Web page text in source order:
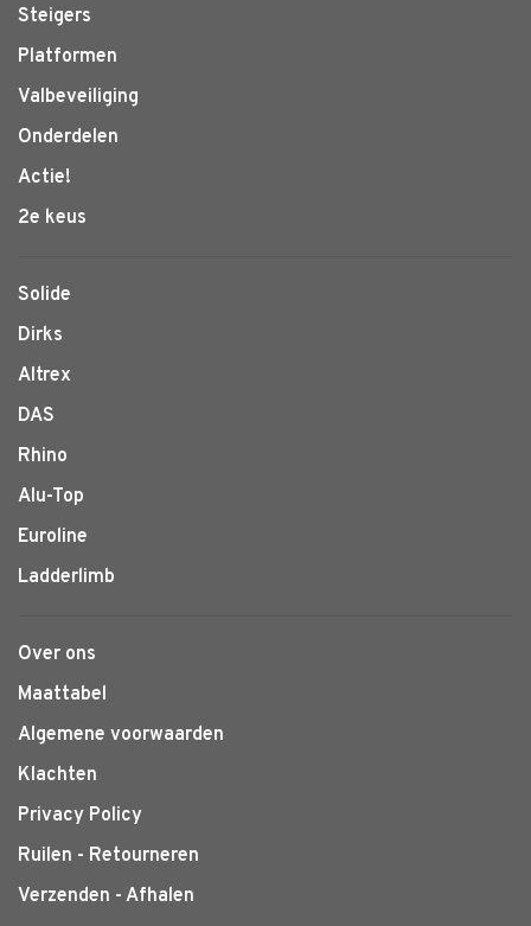
Steigers
Platformen
Valbeveiliging
Onderdelen
Actie!
2e keus
Solide
Dirks
Altrex
DAS
Rhino
Alu-Top
Euroline
Ladderlimb
Over ons
Maattabel
Algemene voorwaarden
Klachten
Privacy Policy
Ruilen - Retourneren
Verzenden - Afhalen